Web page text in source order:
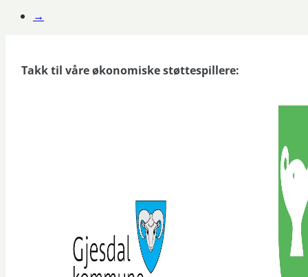
→
Takk til våre økonomiske støttespillere: